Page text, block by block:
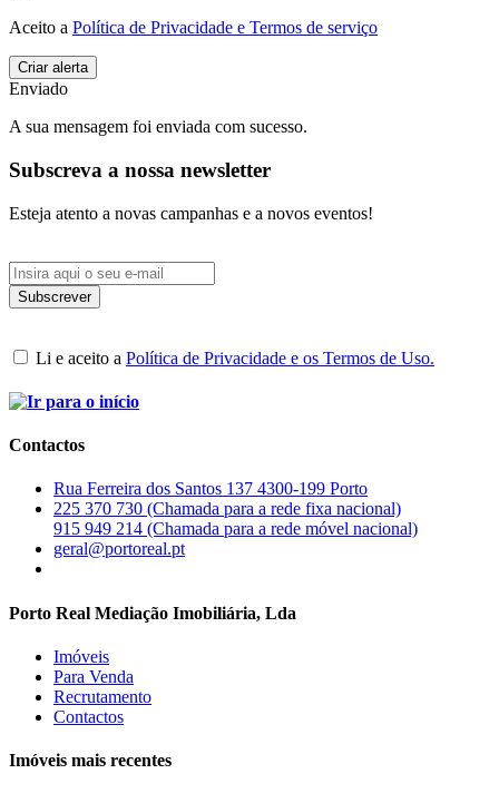
Aceito a Política de Privacidade e Termos de serviço
Enviado
A sua mensagem foi enviada com sucesso.
Subscreva a nossa newsletter
Esteja atento a novas campanhas e a novos eventos!
Li e aceito a Política de Privacidade e os Termos de Uso.
Contactos
Rua Ferreira dos Santos 137 4300-199 Porto
225 370 730 (Chamada para a rede fixa nacional)
915 949 214 (Chamada para a rede móvel nacional)
geral@portoreal.pt
Porto Real Mediação Imobiliária, Lda
Imóveis
Para Venda
Recrutamento
Contactos
Imóveis mais recentes